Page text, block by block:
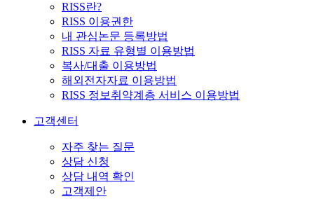
RISS란?
RISS 이용권한
내 관심논문 등록방법
RISS 자료 유형별 이용방법
복사/대출 이용방법
해외전자자료 이용방법
RISS 정보취약계층 서비스 이용방법
고객센터
자주 찾는 질문
상담 신청
상담 내역 확인
고객제안